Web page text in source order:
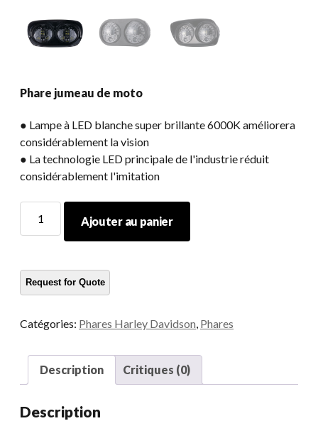
Phare jumeau de moto
● Lampe à LED blanche super brillante 6000K améliorera
considérablement la vision
● La technologie LED principale de l'industrie réduit
considérablement l'imitation
jumeau
quantité
Ajouter au panier
Catégories: Phares Harley Davidson Phares
Description Critiques (0)
Description